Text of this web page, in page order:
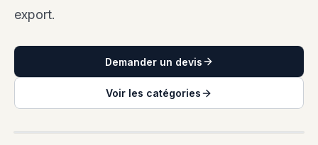
export.
Demander un devis
Voir les catégories